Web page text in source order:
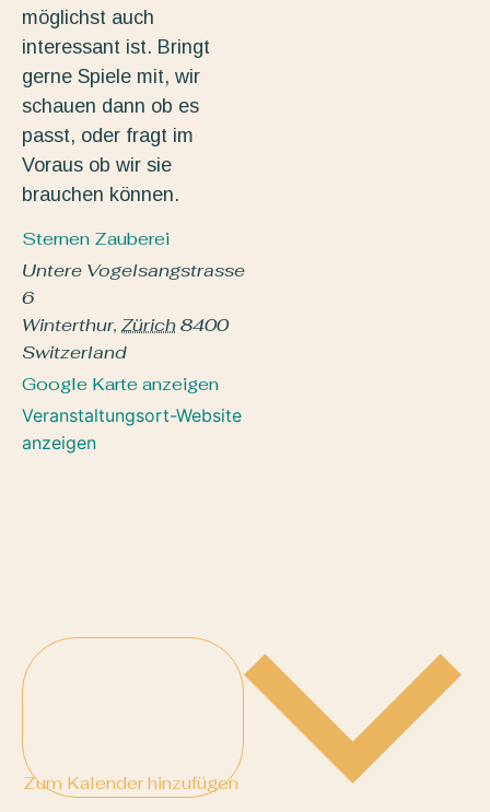
möglichst auch
interessant ist. Bringt
gerne Spiele mit, wir
schauen dann ob es
passt, oder fragt im
Voraus ob wir sie
brauchen können.
Sternen Zauberei
Untere Vogelsangstrasse
6
Winterthur, Zürich8400
Switzerland
Google Karte anzeigen
Veranstaltungsort-Website
anzeigen
Zum Kalender hinzufügen